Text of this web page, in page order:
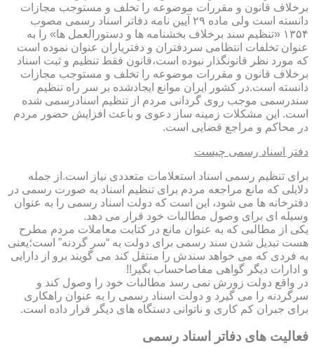
برخلاف قانون و مقررات موضوعه را تخلف و مستوجب مجازات
دانسته است ولی ماده ۲۹ آیین نامه دفاتر اسناد رسمی مصوب
۱۳۵۴ «تنظیم سند برخلاف بخشنامه ها و دستورالعمل ها» را به
عنوان تخلفات انتظامی سردفتران و دفتریاران عنوان نموده است
که مورد نظر قانونگذار نبوده است،قانون فقط تنظیم و ثبت اسناد
برخلاف قانون و مقررات موضوعه را تخلف و مستوجب مجازات
دانسته است.در کشور ایران موانع ایجادشده بر سر راه تنظیم
سندرسمی موجب روی گردانی مردم از تنظیم اسنادرسمی شده
است. این مشکلات زمینه ساز دعوی و باعث افزایش حضور مردم
در محاکم و مراجع قضایی است.
دفتر اسناد رسمی چیست
برای تنظیم رسمی اسناد استعلامات متعددی نیاز است.از جمله
دلایلی که مانع مراجعه مردم برای تنظیم اسناد به صورت رسمی در
دفترخانه ها می شود، این است که دولت اسناد رسمی را به عنوان
وسیله ای برای وصول مطالبات خود قرار می دهد.
یکی از مطالبی که به عنوان مانع در کتابت معاملات مردم مطرح
هست تبدیل شدن سند رسمی برای دولت به “سر گردنه” است؛یعنی
به فردی که می خواهد سندش را منتقل کند می گویند برو از دارایی
و ادارات دیگر گواهی مفاصاحساب بگیر!!
در واقع دولت زورش نمی رسد مطالبات خود را وصول کند و
سرگردنه را می گیرد و دولت اسناد رسمی را به عنوان راهکاری
برای جبران کم کاری و ناتوانی دستگاه های دیگر قرار داده است.
فعالیت های دفاتر اسناد رسمی